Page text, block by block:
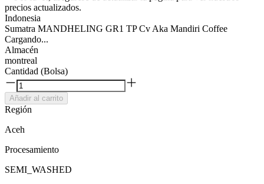
precios actualizados.
Indonesia
Sumatra MANDHELING GR1 TP Cv Aka Mandiri Coffee
Cargando...
Almacén
montreal
Cantidad (Bolsa)
Añadir al carrito
Región
Aceh
Procesamiento
SEMI_WASHED